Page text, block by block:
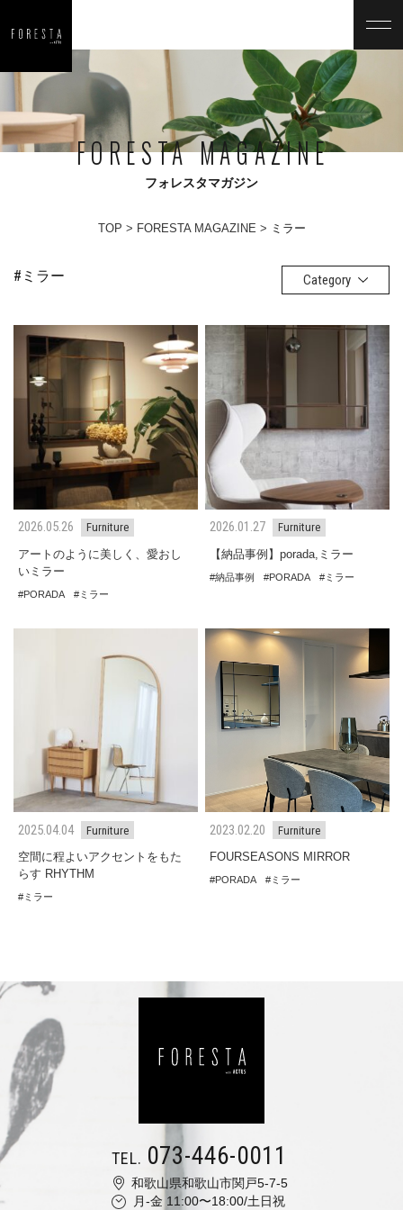
FORESTA MAGAZINE
フォレスタマガジン
TOP FORESTA MAGAZINE ミラー
#ミラー Category
2026.05.26
Furniture
アートのように美しく、愛おし
いミラー
PORADA ミラー
2026.01.27
Furniture
【納品事例】porada,ミラー
納品事例 PORADA ミラー
2025.04.04
Furniture
空間に程よいアクセントをもた
らす RHYTHM
ミラー
2023.02.20
Furniture
FOURSEASONS MIRROR
PORADA ミラー
TEL. 073-446-0011
和歌山県和歌山市関戸5-7-5
月-金 11:00〜18:00/土日祝